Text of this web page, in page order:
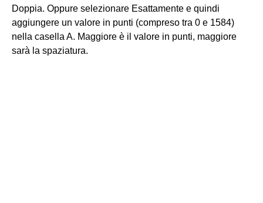
Doppia. Oppure selezionare Esattamente e quindi
aggiungere un valore in punti (compreso tra 0 e 1584)
nella casella A. Maggiore è il valore in punti, maggiore
sarà la spaziatura.